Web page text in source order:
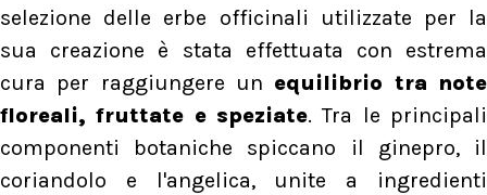
selezione delle erbe officinali utilizzate per la
sua creazione è stata effettuata con estrema
cura per raggiungere un equilibrio tra note
floreali, fruttate e speziate. Tra le principali
componenti botaniche spiccano il ginepro, il
coriandolo e l'angelica, unite a ingredienti